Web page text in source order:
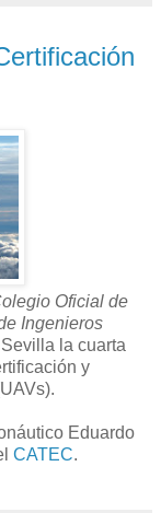
Oficial de
Ingenieros
la cuarta
y
Eduardo
CATEC.